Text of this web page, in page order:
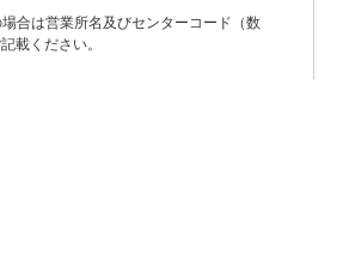
合は営業所名及びセンターコード（数
載ください。